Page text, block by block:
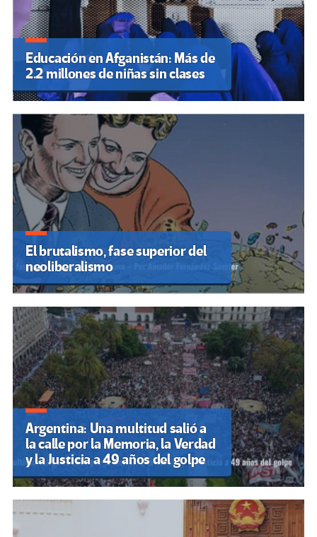
Educación en Afganistán: Más de
2.2 millones de niñas sin clases
El brutalismo, fase superior del
neoliberalismo
Argentina: Una multitud salió a
la calle por la Memoria, la Verdad
y la Justicia a 49 años del golpe